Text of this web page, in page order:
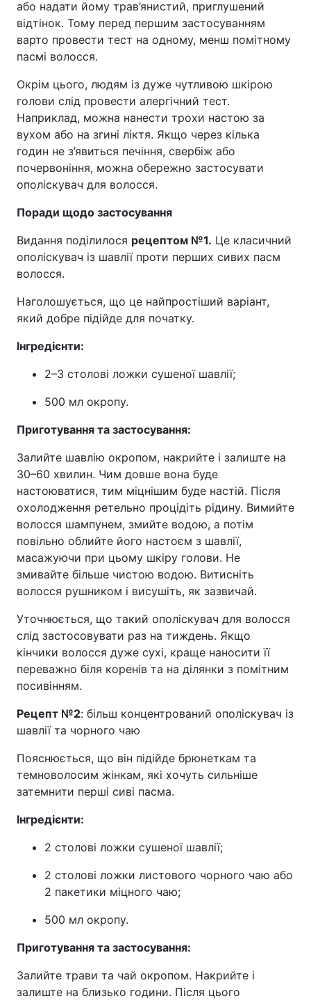
або надати йому трав’янистий, приглушений
відтінок. Тому перед першим застосуванням
варто провести тест на одному, менш помітному
пасмі волосся.
Окрім цього, людям із дуже чутливою шкірою
голови слід провести алергічний тест.
Наприклад, можна нанести трохи настою за
вухом або на згині ліктя. Якщо через кілька
годин не з’явиться печіння, свербіж або
почервоніння, можна обережно застосувати
ополіскувач для волосся.
Поради щодо застосування
Видання поділилося рецептом №1. Це класичний
ополіскувач із шавлії проти перших сивих пасм
волосся.
Наголошується, що це найпростіший варіант,
який добре підійде для початку.
Інгредієнти:
2–3 столові ложки сушеної шавлії;
500 мл окропу.
Приготування та застосування:
Залийте шавлію окропом, накрийте і залиште на
30–60 хвилин. Чим довше вона буде
настоюватися, тим міцнішим буде настій. Після
охолодження ретельно процідіть рідину. Вимийте
волосся шампунем, змийте водою, а потім
повільно облийте його настоєм з шавлії,
масажуючи при цьому шкіру голови. Не
змивайте більше чистою водою. Витисніть
волосся рушником і висушіть, як зазвичай.
Уточнюється, що такий ополіскувач для волосся
слід застосовувати раз на тиждень. Якщо
кінчики волосся дуже сухі, краще наносити її
переважно біля коренів та на ділянки з помітним
посивінням.
Рецепт №2: більш концентрований ополіскувач із
шавлії та чорного чаю
Пояснюється, що він підійде брюнеткам та
темноволосим жінкам, які хочуть сильніше
затемнити перші сиві пасма.
Інгредієнти:
2 столові ложки сушеної шавлії;
2 столові ложки листового чорного чаю або
2 пакетики міцного чаю;
500 мл окропу.
Приготування та застосування:
Залийте трави та чай окропом. Накрийте і
залиште на близько години. Після цього